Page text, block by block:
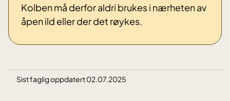
Kolben må derfor aldri brukes i nærheten av
åpen ild eller der det røykes.
Sist faglig oppdatert 02.07.2025